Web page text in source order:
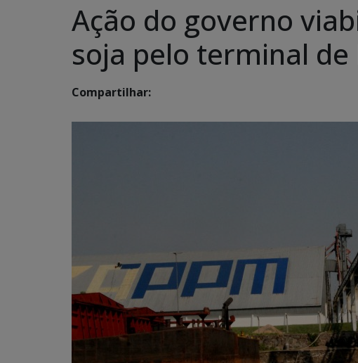
Ação do governo
soja pelo terminal
Compartilhar: